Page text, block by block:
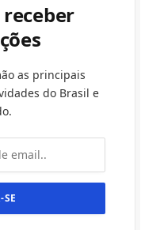
as principais
do Brasil e